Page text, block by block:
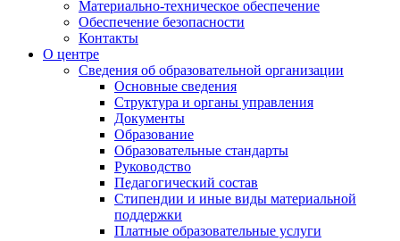
Материально-техническое обеспечение
Обеспечение безопасности
Контакты
О центре
Сведения об образовательной организации
Основные сведения
Структура и органы управления
Документы
Образование
Образовательные стандарты
Руководство
Педагогический состав
Стипендии и иные виды материальной
поддержки
Платные образовательные услуги